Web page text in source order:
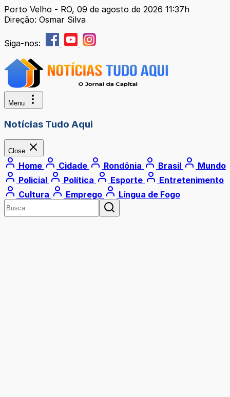
Porto Velho - RO, 09 de agosto de 2026 11:37h
Direção: Osmar Silva
Siga-nos:
Menu
Notícias Tudo Aqui
Close
Home Cidade Rondônia Brasil
Mundo
Policial
Política Esporte
Entretenimento
Cultura
Emprego Língua de Fogo